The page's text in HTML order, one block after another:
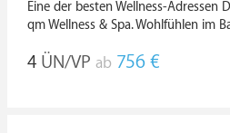
Eine der besten Wellness-Adressen
qm Wellness & Spa. Wohlfühlen im
4 ÜN/VP ab 756 €